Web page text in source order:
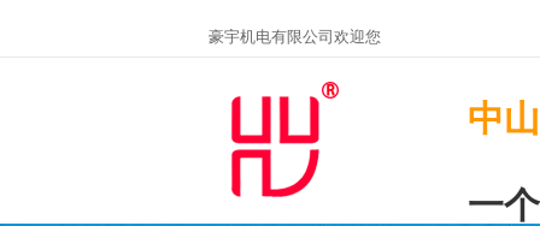
豪宇机电有限公司欢迎您
中
一